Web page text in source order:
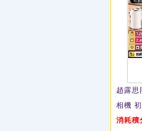
趙露思
相機
消耗積